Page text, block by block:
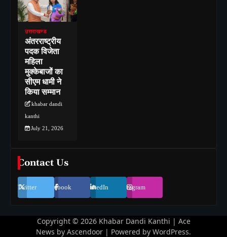
उत्तराखण्ड
अंतरराष्ट्रीय
पदक विजेता
महिला
मुक्केबाजों का
सीएम धामी ने
किया सम्मान
khabar dandi
kanthi
July 21, 2026
Contact Us
Twitter Facebook LinkedIn Instagram
Copyright © 2026 Khabar Dandi Kanthi | Ace
News by Ascendoor | Powered by WordPress.